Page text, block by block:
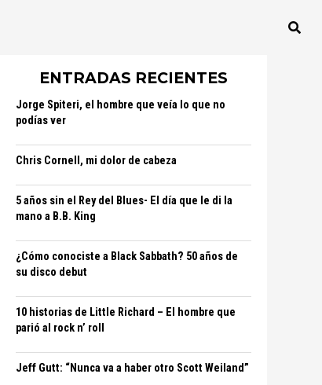
ENTRADAS RECIENTES
Jorge Spiteri, el hombre que veía lo que no
podías ver
Chris Cornell, mi dolor de cabeza
5 años sin el Rey del Blues- El día que le di la
mano a B.B. King
¿Cómo conociste a Black Sabbath? 50 años de
su disco debut
10 historias de Little Richard – El hombre que
parió al rock n’ roll
Jeff Gutt: “Nunca va a haber otro Scott Weiland”